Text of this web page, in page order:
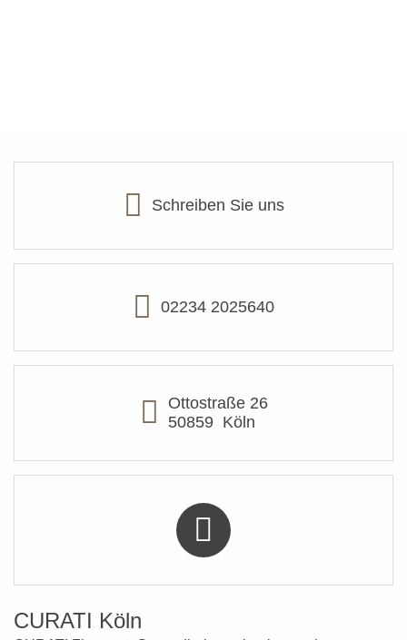
Schreiben Sie uns
02234 2025640
Ottostraße 26
50859 Köln
CURATI Köln